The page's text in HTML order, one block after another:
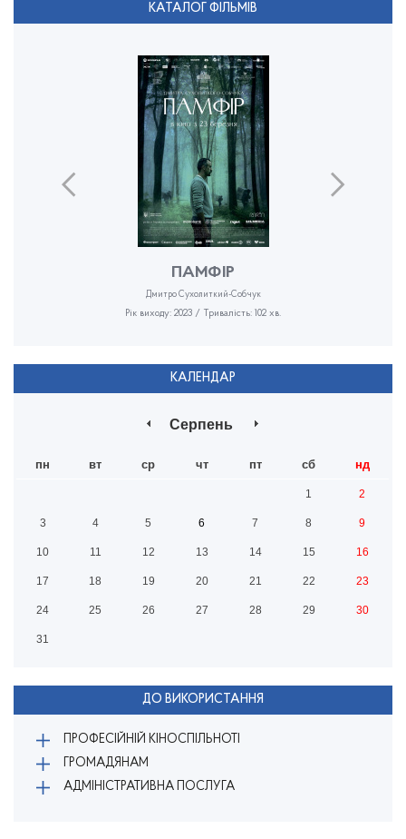
КАТАЛОГ ФІЛЬМІВ
ПАМФІР
Дмитро Сухолиткий-Собчук
Рік виходу: 2023 / Тривалість: 102 хв.
КАЛЕНДАР
Серпень
пн вт ср чт пт сб нд
1 2
3 4 5 6 7 8 9
10 11 12 13 14 15 16
17 18 19 20 21 22 23
24 25 26 27 28 29 30
31
ДО ВИКОРИСТАННЯ
ПРОФЕСІЙНІЙ КІНОСПІЛЬНОТІ
ГРОМАДЯНАМ
АДМІНІСТРАТИВНА ПОСЛУГА